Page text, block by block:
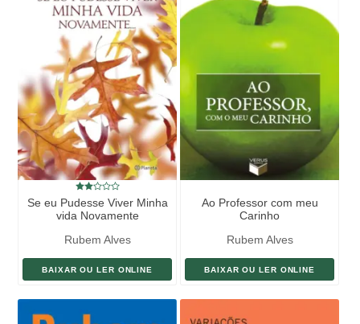
Se eu Pudesse Viver Minha
vida Novamente
Rubem Alves
BAIXAR OU LER ONLINE
Ao Professor com meu
Carinho
Rubem Alves
BAIXAR OU LER ONLINE